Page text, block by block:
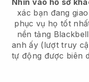
xác bạn đang
phục vụ họ tốt
nền tảng Blackbell
anh ấy (lượt truy
tự động được biên